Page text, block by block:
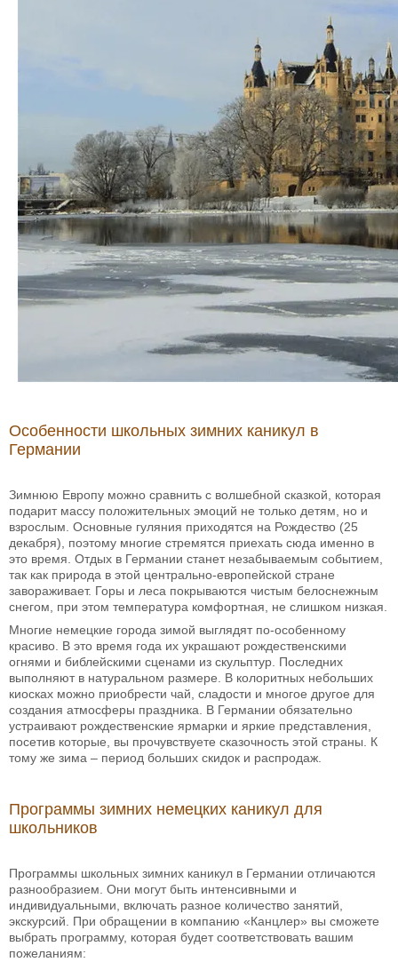
Особенности школьных зимних каникул в
Германии
Зимнюю Европу можно сравнить с волшебной сказкой, которая
подарит массу положительных эмоций не только детям, но и
взрослым. Основные гуляния приходятся на Рождество (25
декабря), поэтому многие стремятся приехать сюда именно в
это время. Отдых в Германии станет незабываемым событием,
так как природа в этой центрально-европейской стране
завораживает. Горы и леса покрываются чистым белоснежным
снегом, при этом температура комфортная, не слишком низкая.
Многие немецкие города зимой выглядят по-особенному
красиво. В это время года их украшают рождественскими
огнями и библейскими сценами из скульптур. Последних
выполняют в натуральном размере. В колоритных небольших
киосках можно приобрести чай, сладости и многое другое для
создания атмосферы праздника. В Германии обязательно
устраивают рождественские ярмарки и яркие представления,
посетив которые, вы прочувствуете сказочность этой страны. К
тому же зима – период больших скидок и распродаж.
Программы зимних немецких каникул для
школьников
Программы школьных зимних каникул в Германии отличаются
разнообразием. Они могут быть интенсивными и
индивидуальными, включать разное количество занятий,
экскурсий. При обращении в компанию «Канцлер» вы сможете
выбрать программу, которая будет соответствовать вашим
пожеланиям: